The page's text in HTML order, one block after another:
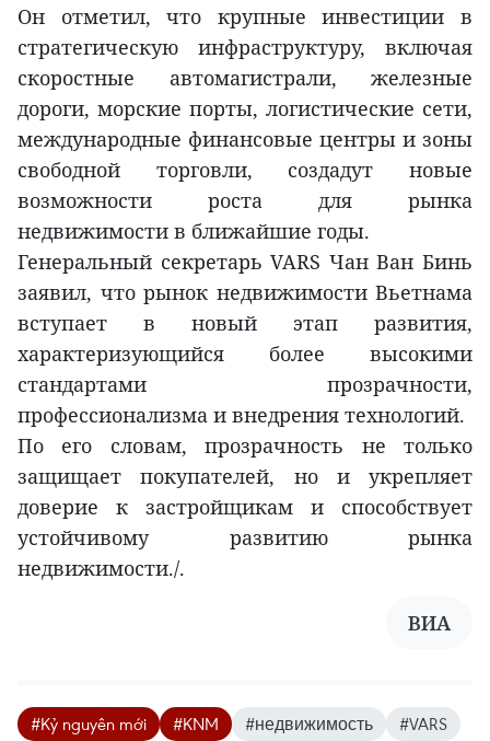
Он отметил, что крупные инвестиции в
стратегическую инфраструктуру, включая
скоростные автомагистрали, железные
дороги, морские порты, логистические сети,
международные финансовые центры и зоны
свободной торговли, создадут новые
возможности роста для рынка
недвижимости в ближайшие годы.
Генеральный секретарь VARS Чан Ван Бинь
заявил, что рынок недвижимости Вьетнама
вступает в новый этап развития,
характеризующийся более высокими
стандартами прозрачности,
профессионализма и внедрения технологий.
По его словам, прозрачность не только
защищает покупателей, но и укрепляет
доверие к застройщикам и способствует
устойчивому развитию рынка
недвижимости./.
ВИА
#Kỷ nguyên mới #KNM #недвижимость #VARS